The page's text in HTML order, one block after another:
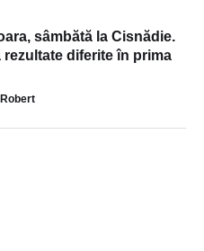
sâmbătă la Cisnădie.
diferite în prima